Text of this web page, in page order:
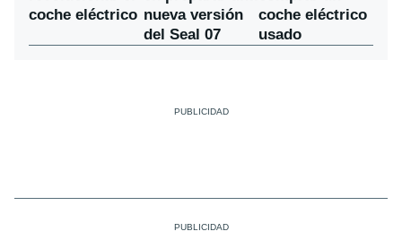
coche eléctrico nueva versión
del Seal 07
coche eléctrico
usado